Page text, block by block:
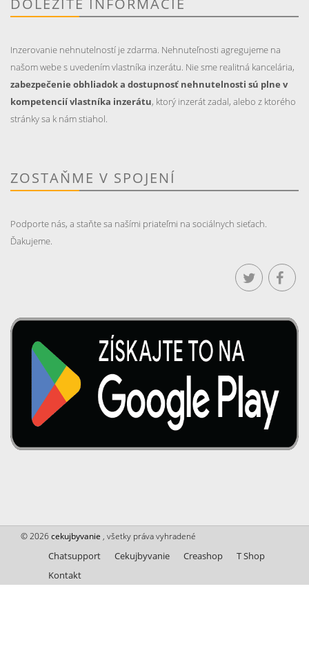
DÔLEŽITÉ INFORMÁCIE
Inzerovanie nehnutelností je zdarma. Nehnuteľnosti agregujeme na
našom webe s uvedením vlastníka inzerátu. Nie sme realitná kancelária,
zabezpečenie obhliadok a dostupnosť nehnutelnosti sú plne v
kompetencií vlastníka inzerátu, ktorý inzerát zadal, alebo z ktorého
stránky sa k nám stiahol.
ZOSTAŇME V SPOJENÍ
Podporte nás, a staňte sa našími priateľmi na sociálnych sieťach.
Ďakujeme.
© 2026cekujbyvanie , všetky práva vyhradené
Chatsupport Cekujbyvanie Creashop
T Shop
Kontakt